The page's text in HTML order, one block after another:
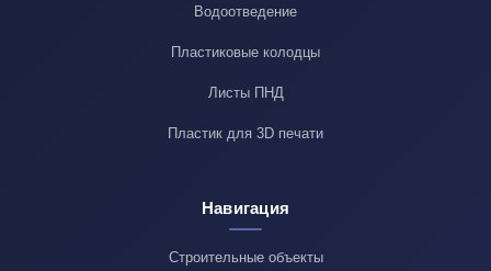
Водоотведение
Пластиковые колодцы
Листы ПНД
Пластик для 3D печати
Навигация
Строительные объекты